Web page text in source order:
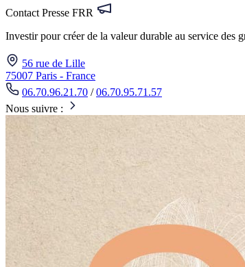
Contact Presse FRR
Investir pour créer de la valeur durable au service des
56 rue de Lille
75007 Paris - France
06.70.96.21.70 /06.70.95.71.57
Nous suivre :